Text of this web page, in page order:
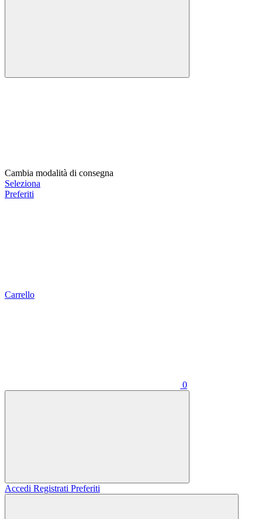
Cambia modalità di consegna
Seleziona
Preferiti
Carrello
0
Accedi Registrati Preferiti